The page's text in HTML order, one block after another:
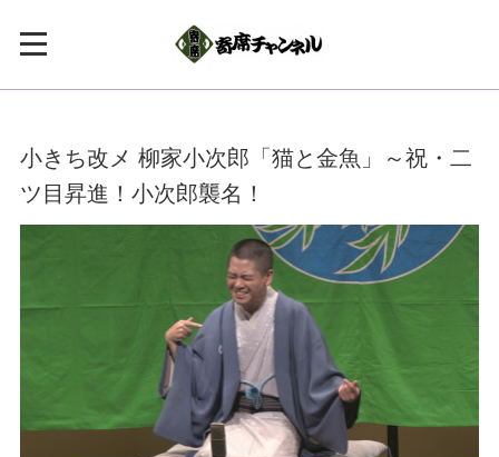
小きち改メ 柳家小次郎「猫と金魚」～祝・二
ツ目昇進！小次郎襲名！